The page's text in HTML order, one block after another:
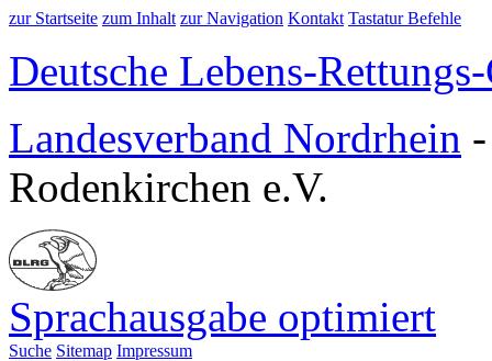
zur Startseite zum Inhalt zur Navigation Kontakt Tastatur Befehle
Deutsche Lebens-
Landesverband Nordrhein
Rodenkirchen e.V.
Sprachausgabe optimiert
Suche Sitemap Impressum